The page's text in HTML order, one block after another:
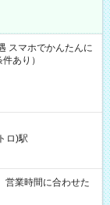
スマホでかんたんに
あり）
ロ)駅